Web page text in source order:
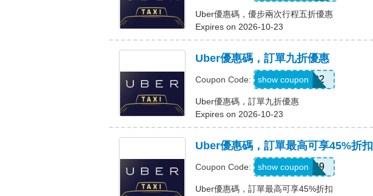
Uber優惠碼，優步兩次行程五折優惠
Expires on 2026-10-23
Uber優惠碼，訂單九折優惠
Coupon Code: SBUS02
show coupon
Uber優惠碼，訂單九折優惠
Expires on 2026-10-23
Uber優惠碼，訂單最高可享45%折扣
Coupon Code: 347539
show coupon
Uber優惠碼，訂單最高可享45%折扣